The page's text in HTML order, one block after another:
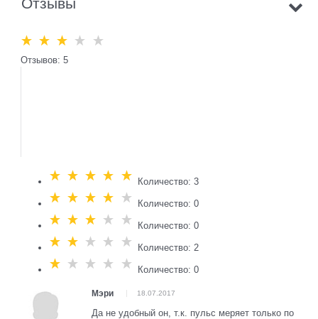
Отзывов: 5
Количество: 3
Количество: 0
Количество: 0
Количество: 2
Количество: 0
Мэри 18.07.2017
Да не удобный он, т.к. пульс меряет только по